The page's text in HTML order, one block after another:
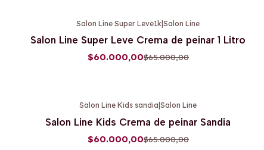
Agotado
Salon Line Super Leve1k |Salon Line
Salon Line Super Leve Crema de peinar 1 Litro
$60.000,00$65.000,00
Salon Line Kids sandia |Salon Line
Salon Line Kids Crema de peinar Sandia
$60.000,00$65.000,00